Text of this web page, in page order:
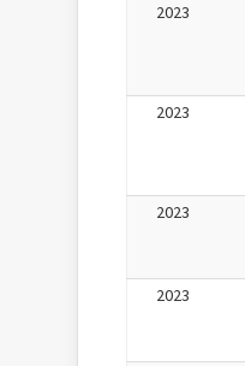
2023
2023
2023
2023